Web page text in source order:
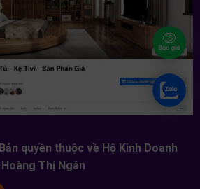
Bản quyền thuộc về Hộ Kinh Doanh
Hoàng Thị Ngân